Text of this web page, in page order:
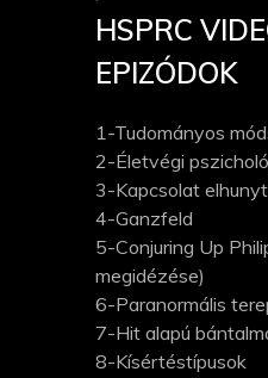
HSPRC
EPIZÓDOK
1-Tudományos
2-Életvégi
3-Kapcsolat
4-Ganzfeld
5-Conjuring Up
megidézése)
6-Paranormális
7-Hit alapú
8-Kísértéstípusok